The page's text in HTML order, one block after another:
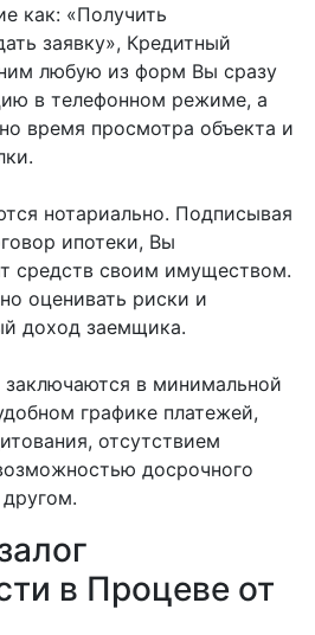
как: «Получить
заявку», Кредитный
любую из форм Вы сразу
в телефонном режиме, а
время просмотра объекта и
нотариально. Подписывая
ипотеки, Вы
средств своим имуществом.
оценивать риски и
доход заемщика.
в минимальной
графике платежей,
отсутствием
досрочного
в Процеве от